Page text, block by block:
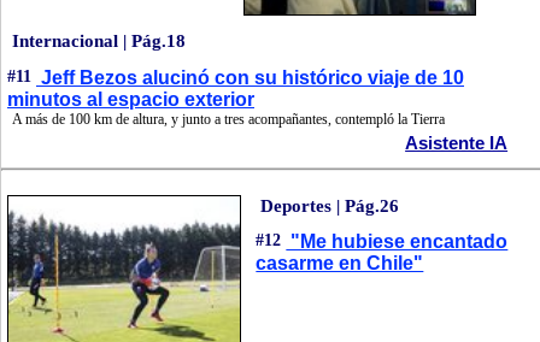
Internacional | Pág.18
#11
Jeff Bezos alucinó con su histórico viaje de 10
minutos al espacio exterior
A más de 100 km de altura, y junto a tres acompañantes, contempló la Tierra
Asistente IA
Deportes | Pág.26
#12 "Me hubiese encantado
casarme en Chile"